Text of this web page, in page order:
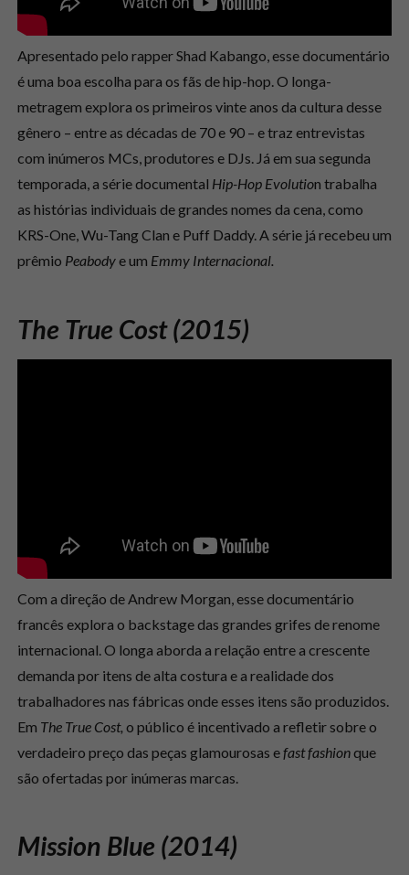
Apresentado pelo rapper Shad Kabango, esse documentário
é uma boa escolha para os fãs de hip-hop. O longa-
metragem explora os primeiros vinte anos da cultura desse
gênero – entre as décadas de 70 e 90 – e traz entrevistas
com inúmeros MCs, produtores e DJs. Já em sua segunda
temporada, a série documental Hip-Hop Evolution trabalha
as histórias individuais de grandes nomes da cena, como
KRS-One, Wu-Tang Clan e Puff Daddy. A série já recebeu um
prêmio Peabodye um Emmy Internacional.
The True Cost (2015)
Com a direção de Andrew Morgan, esse documentário
francês explora o backstage das grandes grifes de renome
internacional. O longa aborda a relação entre a crescente
demanda por itens de alta costura e a realidade dos
trabalhadores nas fábricas onde esses itens são produzidos.
Em The True Cost, o público é incentivado a refletir sobre o
verdadeiro preço das peças glamourosas efast fashionque
são ofertadas por inúmeras marcas.
Mission Blue (2014)